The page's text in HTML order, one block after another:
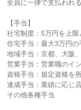
全員に一律で支払われ
【手当】
社宅制度：5万円を上限
住宅手当：最大3万円の
地域手当：京都、大阪
営業手当：営業職のイ
資格手当：規定資格を
達成手当：業績に応じ
その他各種手当